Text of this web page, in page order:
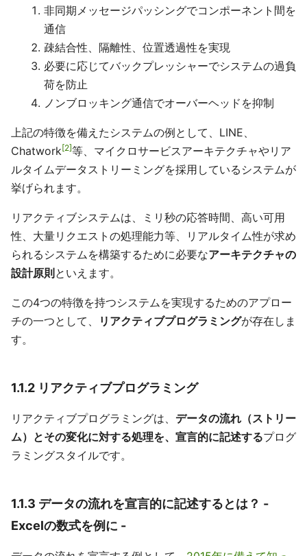
非同期メッセージパッシングでコンポーネント間を
通信
疎結合性、隔離性、位置透過性を実現
必要に応じてバックプレッシャーでシステムの過負
荷を防止
ノンブロッキング通信でオーバーヘッドを抑制
上記の特徴を備えたシステムの例として、LINE、
Chatwork 2 等、マイクロサービスアーキテクチャやリア
ルタイムデータストリーミングを採用しているシステムが
挙げられます。
リアクティブシステムは、ミリ秒の応答時間、高い可用
性、大量リクエストの処理能力等、リアルタイム性が求め
られるシステムを構築するために必要なアーキテクチャの
設計原則 といえます。
この4つの特徴を持つシステムを実現するためのアプロー
チの一つとして、
リアクティブプログラミングが存在しま
す。
1.1.2 リアクティブプログラミング
リアクティブプログラミングは、 データの流れ（ストリー
ム）とその変化に対する処理を、宣言的に記述するプログ
ラミングスタイルです。
1.1.3 データの流れを宣言的に記述するとは？ -
Excelの数式を例に -